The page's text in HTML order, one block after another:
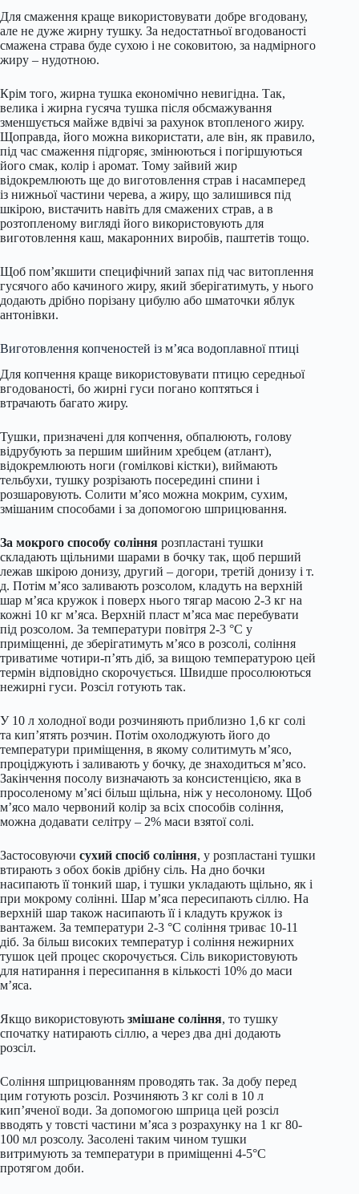
Для смаження краще використовувати добре вгодовану,
але не дуже жирну тушку. За недостатньої вгодованості
смажена страва буде сухою і не соковитою, за надмірного
жиру – нудотною.
Крім того, жирна тушка економічно невигідна. Так,
велика і жирна гусяча тушка після обсмажування
зменшується майже вдвічі за рахунок втопленого жиру.
Щоправда, його можна використати, але він, як правило,
під час смаження підгоряє, змінюються і погіршуються
його смак, колір і аромат. Тому зайвий жир
відокремлюють ще до виготовлення страв і насамперед
із нижньої частини черева, а жиру, що залишився під
шкірою, вистачить навіть для смажених страв, а в
розтопленому вигляді його використовують для
виготовлення каш, макаронних виробів, паштетів тощо.
Щоб пом’якшити специфічний запах під час витоплення
гусячого або качиного жиру, який зберігатимуть, у нього
додають дрібно порізану цибулю або шматочки яблук
антонівки.
Виготовлення копченостей із м’яса водоплавної птиці
Для копчення краще використовувати птицю середньої
вгодованості, бо жирні гуси погано коптяться і
втрачають багато жиру.
Тушки, призначені для копчення, обпалюють, голову
відрубують за першим шийним хребцем (атлант),
відокремлюють ноги (гомілкові кістки), виймають
тельбухи, тушку розрізають посередині спини і
розшаровують. Солити м’ясо можна мокрим, сухим,
змішаним способами і за допомогою шприцювання.
За мокрого способу соління розпластані тушки
складають щільними шарами в бочку так, щоб перший
лежав шкірою донизу, другий – догори, третій донизу і т.
д. Потім м’ясо заливають розсолом, кладуть на верхній
шар м’яса кружок і поверх нього тягар масою 2-3 кг на
кожні 10 кг м’яса. Верхній пласт м’яса має перебувати
під розсолом. За температури повітря 2-3 °С у
приміщенні, де зберігатимуть м’ясо в розсолі, соління
триватиме чотири-п’ять діб, за вищою температурою цей
термін відповідно скорочується. Швидше просолюються
нежирні гуси. Розсіл готують так.
У 10 л холодної води розчиняють приблизно 1,6 кг солі
та кип’ятять розчин. Потім охолоджують його до
температури приміщення, в якому солитимуть м’ясо,
проціджують і заливають у бочку, де знаходиться м’ясо.
Закінчення посолу визначають за консистенцією, яка в
просоленому м’ясі більш щільна, ніж у несолоному. Щоб
м’ясо мало червоний колір за всіх способів соління,
можна додавати селітру – 2% маси взятої солі.
Застосовуючи сухий спосіб соління, у розпластані тушки
втирають з обох боків дрібну сіль. На дно бочки
насипають її тонкий шар, і тушки укладають щільно, як і
при мокрому солінні. Шар м’яса пересипають сіллю. На
верхній шар також насипають її і кладуть кружок із
вантажем. За температури 2-3 °С соління триває 10-11
діб. За більш високих температур і соління нежирних
тушок цей процес скорочується. Сіль використовують
для натирання і пересипання в кількості 10% до маси
м’яса.
Якщо використовують змішане соління, то тушку
спочатку натирають сіллю, а через два дні додають
розсіл.
Соління шприцюванням проводять так. За добу перед
цим готують розсіл. Розчиняють 3 кг солі в 10 л
кип’яченої води. За допомогою шприца цей розсіл
вводять у товсті частини м’яса з розрахунку на 1 кг 80-
100 мл розсолу. Засолені таким чином тушки
витримують за температури в приміщенні 4-5°С
протягом доби.